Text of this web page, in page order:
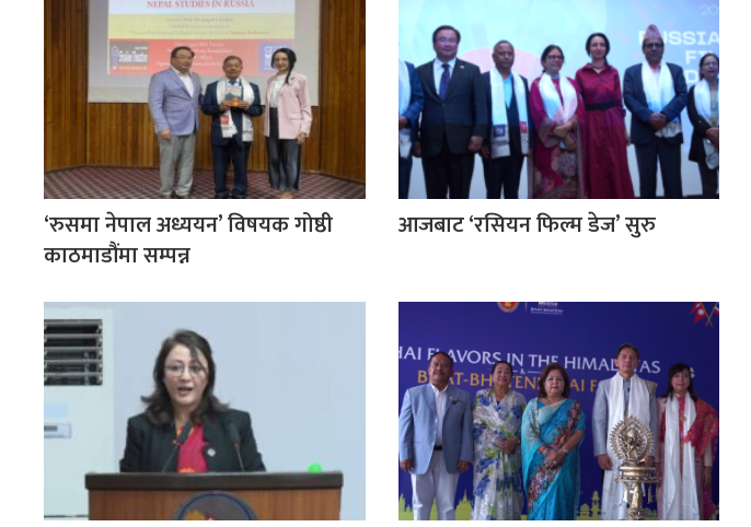
‘रुसमा नेपाल अध्ययन’ विषयक गोष्ठी
काठमाडौंमा सम्पन्न
आजबाट ‘रसियन फिल्म डेज’ सुरु